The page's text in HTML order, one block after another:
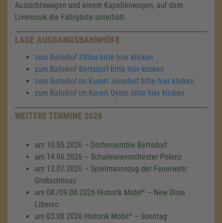
Aussichtswagen und einem Kapellenwagen, auf dem
Livemusik die Fahrgäste unterhält.
LAGE AUSGANGSBAHNHÖFE
zum Bahnhof Zittau bitte hier klicken
zum Bahnhof Bertsdorf bitte hier klicken
zum Bahnhof im Kurort Jonsdorf bitte hier klicken
zum Bahnhof im Kurort Oybin bitte hier klicken
WEITERE TERMINE 2026
am 10.05.2026 – Dorfensemble Bertsdorf
am 14.06.2026 – Schalmeienorchester Polenz
am 12.07.2026 – Spielmannszug der Feuerwehr
Großschönau
am 08./09.08.2026 Historik Mobil* – New Dixie
Liberec
am 03.08.2026 Historik Mobil* – Sonntag